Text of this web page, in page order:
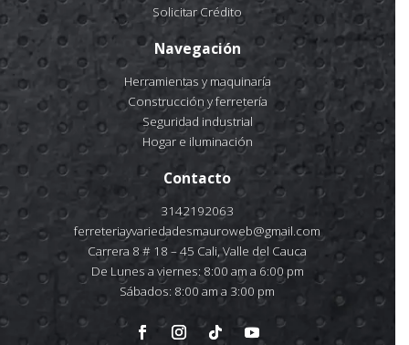
Solicitar Crédito
Navegación
Herramientas y maquinaría
Construcción y ferretería
Seguridad industrial
Hogar e iluminación
Contacto
3142192063
ferreteriayvariedadesmauroweb@gmail.com
Carrera 8 # 18 – 45 Cali, Valle del Cauca
De Lunes a viernes: 8:00 am a 6:00 pm
Sábados: 8:00 am a 3:00 pm